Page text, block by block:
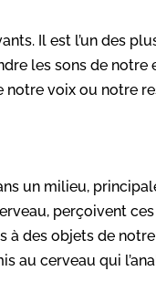
Il est l’un des
les sons de
notre voix ou notre
un milieu,
perçoivent
à des objets de
au cerveau qui